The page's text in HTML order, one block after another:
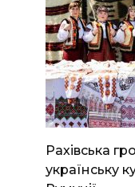
Рахівська
українську